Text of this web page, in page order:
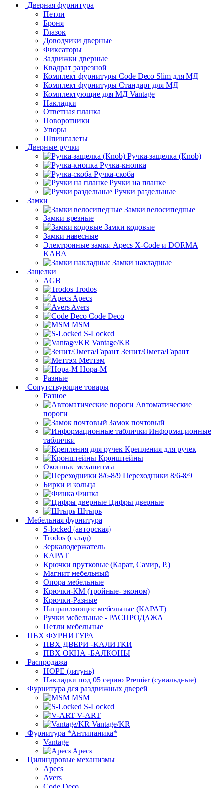
Дверная фурнитура
Петли
Броня
Глазок
Доводчики дверные
Фиксаторы
Задвижки дверные
Квадрат разрезной
Комплект фурнитуры Code Deco Slim для МД
Комплект фурнитуры Стандарт для МД
Комплектующие для МД Vantage
Накладки
Ответная планка
Поворотники
Упоры
Шпингалеты
Дверные ручки
Ручка-защелка (Knob)
Ручка-кнопка
Ручка-скоба
Ручки на планке
Ручки раздельные
Замки
Замки велосипедные
Замки врезные
Замки кодовые
Замки навесные
Электронные замки Apecs X-Code и DORMA
KABA
Замки накладные
Защелки
AGB
Trodos
Apecs
Avers
Code Deco
MSM
S-Locked
Vantage/KR
Зенит/Омега/Гарант
Меттэм
Нора-М
Разные
Сопутствующие товары
Разное
Автоматические
пороги
Замок почтовый
Информационные
таблички
Крепления для ручек
Кронштейны
Оконные механизмы
Переходники 8/6-8/9
Бирки и кольца
Финка
Цифры дверные
Штырь
Мебельная фурнитура
S-locked (авторская)
Trodos (склад)
Зеркалодержатель
КАРАТ
Крючки прутковые (Карат, Самир, Р.)
Магнит мебельный
Опора мебельные
Крючки-КМ (тройные- эконом)
Крючки-Разные
Направляющие мебельные (КАРАТ)
Ручки мебельные - РАСПРОДАЖА
Петли мебельные
ПВХ ФУРНИТУРА
ПВХ ДВЕРИ -КАЛИТКИ
ПВХ ОКНА -БАЛКОНЫ
Распродажа
HOPE (латунь)
Накладки под 05 серию Premier (сувальдные)
Фурнитура для раздвижных дверей
MSM
S-Locked
V-ART
Vantage/KR
Фурнитура *Антипаника*
Vantage
Apecs
Цилиндровые механизмы
Apecs
Avers
Code Deco